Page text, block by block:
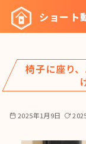
ツ
へ
ショート
椅子に座り
2025年1月9日